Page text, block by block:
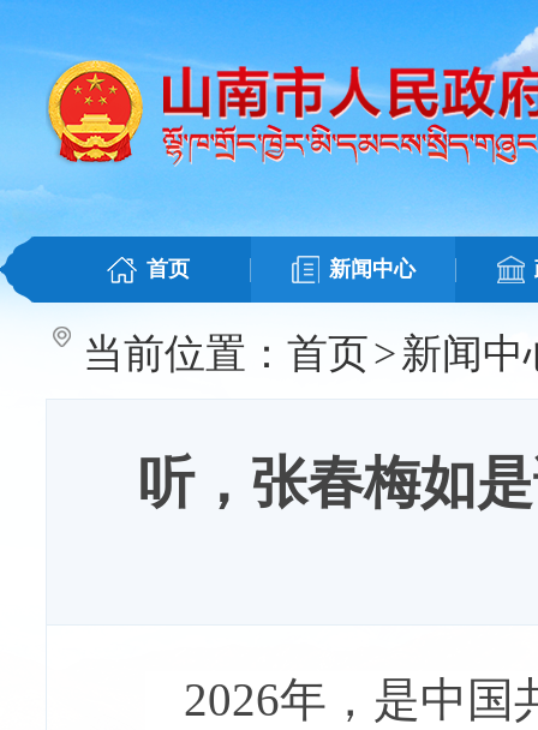
首页 新闻中心
当前位置： 首页>新闻中
听，张春梅如
2026年，是中国